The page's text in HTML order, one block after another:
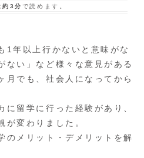
約3分 で読めます。
1年以上行かないと意味がな
ない」など様々な意見がある
月でも、社会人になってから
に留学に行った経験があり、
が変わりました。
のメリット・デメリットを解